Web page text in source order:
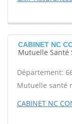
CABINET NC
Mutuelle Santé
Département:
Mutuelle santé
CABINET NC